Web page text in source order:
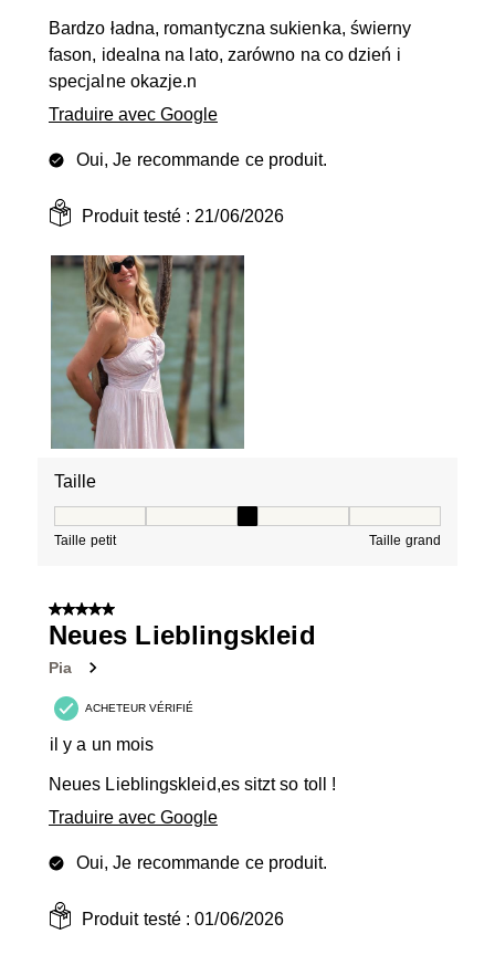
Bardzo ładna, romantyczna sukienka, świerny
fason, idealna na lato, zarówno na co dzień i
specjalne okazje.n
Traduire avec Google
Oui, Je recommande ce produit.
Produit testé :21/06/2026
Taille
Taille petit Taille grand
5 sur 5 étoiles.
Neues Lieblingskleid
Pia
ACHETEUR VÉRIFIÉ
il y a un mois
Neues Lieblingskleid,es sitzt so toll !
Traduire avec Google
Oui, Je recommande ce produit.
Produit testé :01/06/2026